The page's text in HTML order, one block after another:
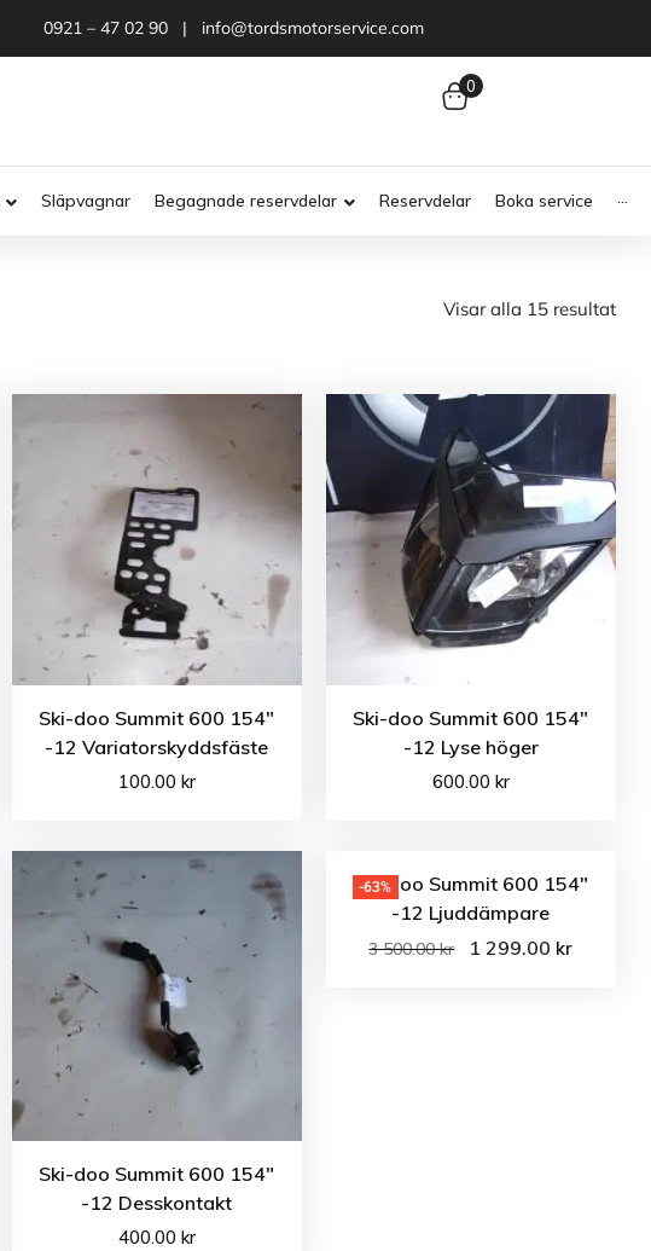
0921 – 47 02 90 | info@tordsmotorservice.com
0
Släpvagnar Begagnade reservdelar Reservdelar Boka service ···
Visar alla 15 resultat
Ski-doo Summit 600 154″
-12 Variatorskyddsfäste
100.00 kr
Ski-doo Summit 600 154″
-12 Lyse höger
600.00 kr
Ski-doo Summit 600 154″
-12 Desskontakt
400.00 kr
-63%
Ski-doo Summit 600 154″
-12 Ljuddämpare
3 500.00kr 1 299.00 kr